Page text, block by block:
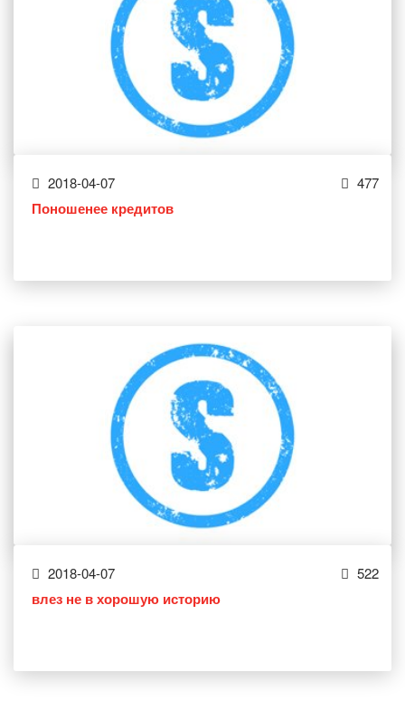
2018-04-07 477
Поношенее кредитов
2018-04-07 522
влез не в хорошую историю